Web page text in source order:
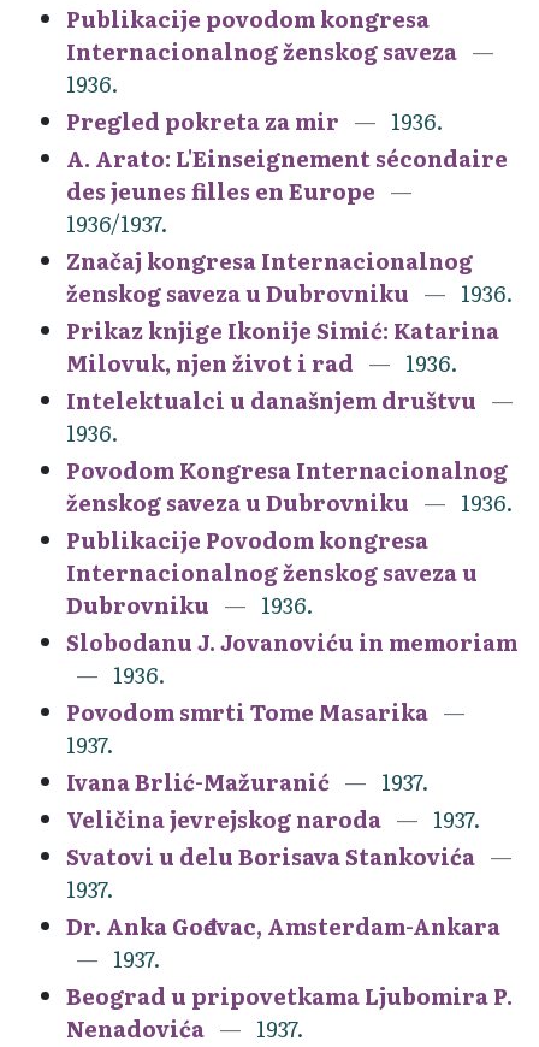
Publikacije povodom kongresa
Internacionalnog ženskog saveza
1936.
Pregled pokreta za mir
1936.
A. Arato: L'Einseignement sécondaire
des jeunes filles en Europe
1936/1937.
Značaj kongresa Internacionalnog
ženskog saveza u Dubrovniku
1936.
Prikaz knjige Ikonije Simić: Katarina
Milovuk, njen život i rad
1936.
Intelektualci u današnjem društvu
1936.
Povodom Kongresa Internacionalnog
ženskog saveza u Dubrovniku
1936.
Publikacije Povodom kongresa
Internacionalnog ženskog saveza u
Dubrovniku
1936.
Slobodanu J. Jovanoviću in memoriam
1936.
Povodom smrti Tome Masarika
1937.
Ivana Brlić-Mažuranić
1937.
Veličina jevrejskog naroda
1937.
Svatovi u delu Borisava Stankovića
1937.
Dr. Anka Gođevac, Amsterdam-Ankara
1937.
Beograd u pripovetkama Ljubomira P.
Nenadovića
1937.